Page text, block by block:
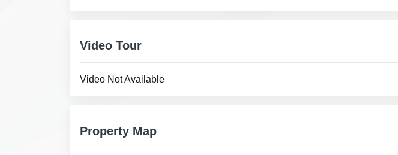
Video Tour
Video Not Available
Property Map